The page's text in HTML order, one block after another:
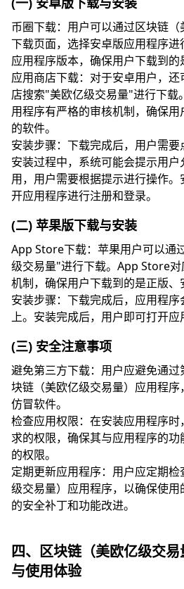
币圈下载：用户可以通过区块链
下载页面，选择安卓版应用程序
应用程序版本，确保用户下载到的
应用商店下载：对于安卓用户，
店搜索"美欧亿级交易量"进行下
用程序有严格的审核机制，确保
的软件。
安装步骤：下载完成后，用户需
安装过程中，系统可能会提示用
用，用户需要根据提示进行操作
开应用程序进行注册和登录。
(二) 苹果版下载与安装
App Store下载：苹果用户可以通
级交易量"进行下载。App Store
机制，确保用户下载到的是正版、
安装步骤：下载完成后，应用程
上。安装完成后，用户即可打开应
(三) 安全注意事项
避免第三方下载：用户应避免通
块链（美欧亿级交易量）应用程
仿冒软件。
检查应用权限：在安装应用程序
求的权限，确保其与应用程序的
的权限。
定期更新应用程序：用户应定期
级交易量）应用程序，以确保使
的安全补丁和功能改进。
四、区块链（美欧亿级交
与使用体验